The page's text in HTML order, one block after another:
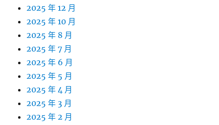
2025 年 12 月
2025 年 10 月
2025 年 8 月
2025 年 7 月
2025 年 6 月
2025 年 5 月
2025 年 4 月
2025 年 3 月
2025 年 2 月